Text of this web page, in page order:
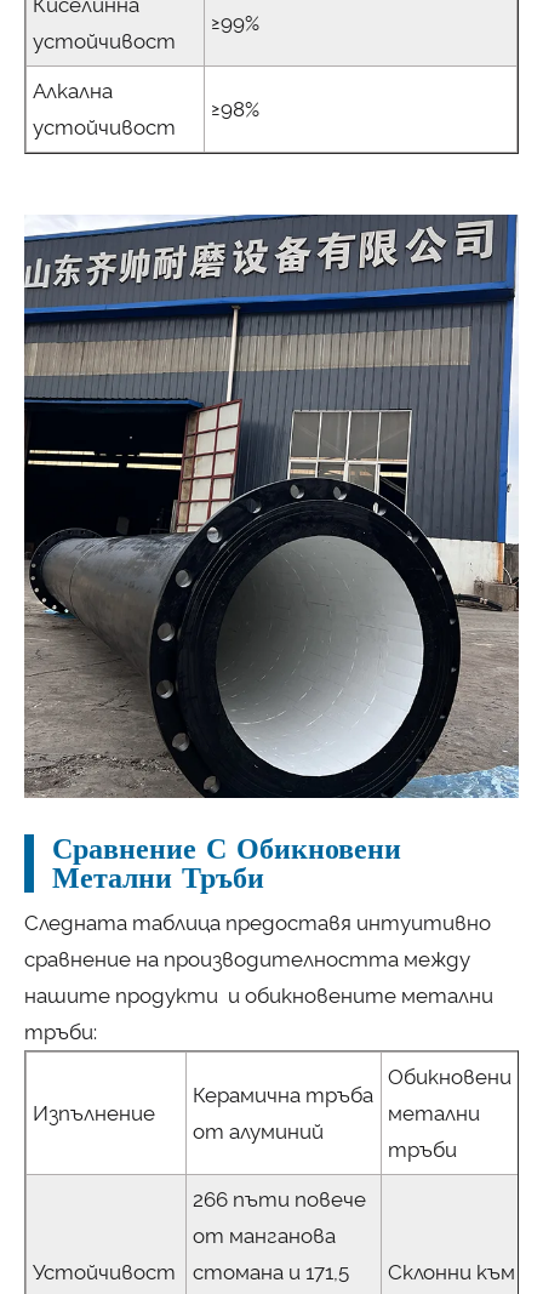
Киселинна
устойчивост
≥99%
Алкална
устойчивост
≥98%
Сравнение С Обикновени
Метални Тръби
Следната таблица предоставя интуитивно
сравнение на производителността между
нашите продукти и обикновените метални
тръби:
Изпълнение
Керамична тръба
от алуминий
Обикновени
метални
тръби
Устойчивост
266 пъти повече
от манганова
стомана и 171,5
Склонни към